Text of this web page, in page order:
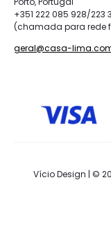
+351 222 085 928/223
(chamada para rede
geral@casa-
Vício Design | ©